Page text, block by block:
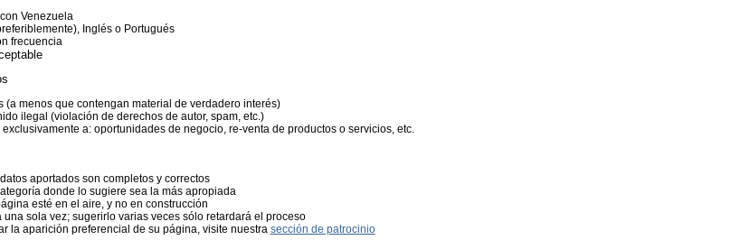
Venezuela
Inglés o Portugués
frecuencia
(a menos que contengan material de verdadero interés)
ilegal (violación de derechos de autor, spam, etc.)
a: oportunidades de negocio, re-venta de productos o servicios, etc.
aportados son completos y correctos
donde lo sugiere sea la más apropiada
esté en el aire, y no en construcción
una sola vez; sugerirlo varias veces sólo retardará el proceso
la aparición preferencial de su página, visite nuestra sección de patrocinio